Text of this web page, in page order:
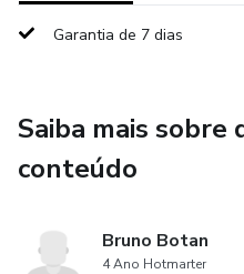
Garantia de 7 dias
Saiba mais sobre
conteúdo
Bruno Botan
4 Ano Hotmarter